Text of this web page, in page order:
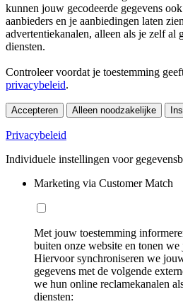
kunnen jouw gecodeerde gegevens
aanbieders en je aanbiedingen laten
advertentiekanalen, alleen als je zelf al
diensten.
Controleer voordat je toestemming
privacybeleid.
Accepteren Alleen noodzakelijke
Privacybeleid
Individuele instellingen voor
Marketing via Customer Match
Met jouw toestemming
buiten onze website en tonen
Hiervoor synchroniseren we
gegevens met de volgende
we hun online reclamekanalen
diensten: